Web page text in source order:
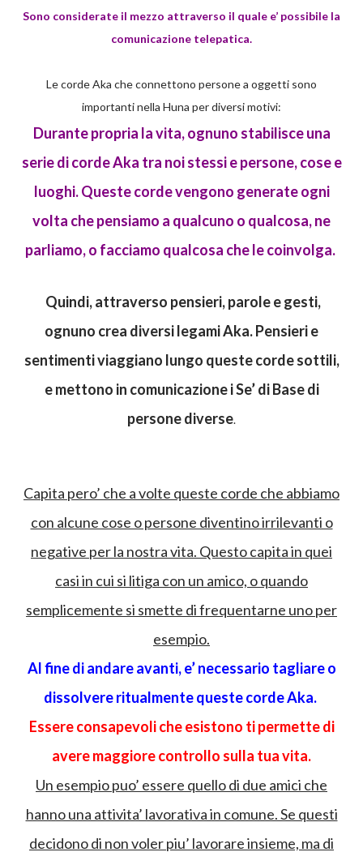
Sono considerate il mezzo attraverso il quale e’ possibile la
comunicazione telepatica.
Le corde Aka che connettono persone a oggetti sono
importanti nella Huna per diversi motivi:
Durante propria la vita, ognuno stabilisce una
serie di corde Aka tra noi stessi e persone, cose e
luoghi. Queste corde vengono generate ogni
volta che pensiamo a qualcuno o qualcosa, ne
parliamo, o facciamo qualcosa che le coinvolga.
Quindi, attraverso pensieri, parole e gesti,
ognuno crea diversi legami Aka. Pensieri e
sentimenti viaggiano lungo queste corde sottili,
e mettono in comunicazione i Se’ di Base di
persone diverse.
Capita pero’ che a volte queste corde che abbiamo
con alcune cose o persone diventino irrilevanti o
negative per la nostra vita. Questo capita in quei
casi in cui si litiga con un amico, o quando
semplicemente si smette di frequentarne uno per
esempio.
Al fine di andare avanti, e’ necessario tagliare o
dissolvere ritualmente queste corde Aka.
Essere consapevoli che esistono ti permette di
avere maggiore controllo sulla tua vita.
Un esempio puo’ essere quello di due amici che
hanno una attivita’ lavorativa in comune. Se questi
decidono di non voler piu’ lavorare insieme, ma di